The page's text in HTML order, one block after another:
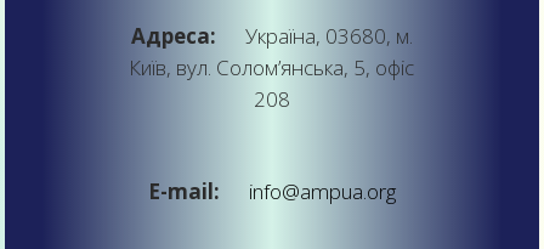
Адреса:
Україна, 03680, м.
Київ, вул. Солом’янська, 5, офіс
208
E-mail: info@ampua.org